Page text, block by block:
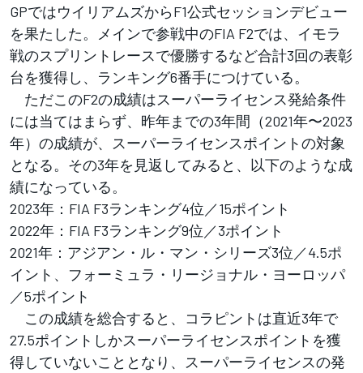
GPではウイリアムズからF1公式セッションデビュー
を果たした。メインで参戦中のFIA F2では、イモラ
戦のスプリントレースで優勝するなど合計3回の表彰
台を獲得し、ランキング6番手につけている。
ただこのF2の成績はスーパーライセンス発給条件
には当てはまらず、昨年までの3年間（2021年〜2023
年）の成績が、スーパーライセンスポイントの対象
となる。その3年を見返してみると、以下のような成
績になっている。
2023年：FIA F3ランキング4位／15ポイント
2022年：FIA F3ランキング9位／3ポイント
2021年：アジアン・ル・マン・シリーズ3位／4.5ポ
イント、フォーミュラ・リージョナル・ヨーロッパ
／5ポイント
この成績を総合すると、コラピントは直近3年で
27.5ポイントしかスーパーライセンスポイントを獲
得していないこととなり、スーパーライセンスの発